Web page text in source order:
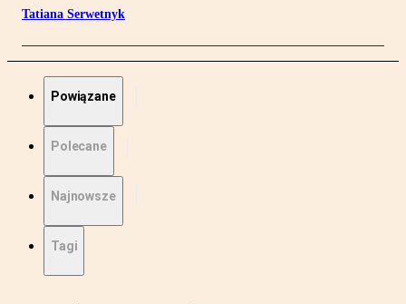
Tatiana Serwetnyk
Powiązane
Polecane
Najnowsze
Tagi